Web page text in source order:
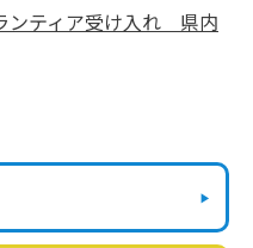
ンティア受け入れ 県内